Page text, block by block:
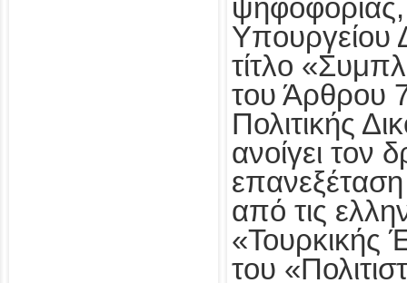
Υπουργείου
τίτλο
του Άρθρου
Πολιτικής
ανοίγει τον
από τις
«Τουρκικής
του